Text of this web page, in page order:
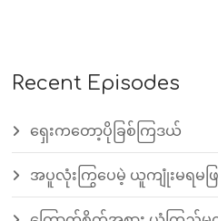
Recent Episodes
ရှေးကတော့ပိုခြစ်ကြဒယ်
အပူလုံးကြွပေမဲ့ ယူကျုံးမရမဖ